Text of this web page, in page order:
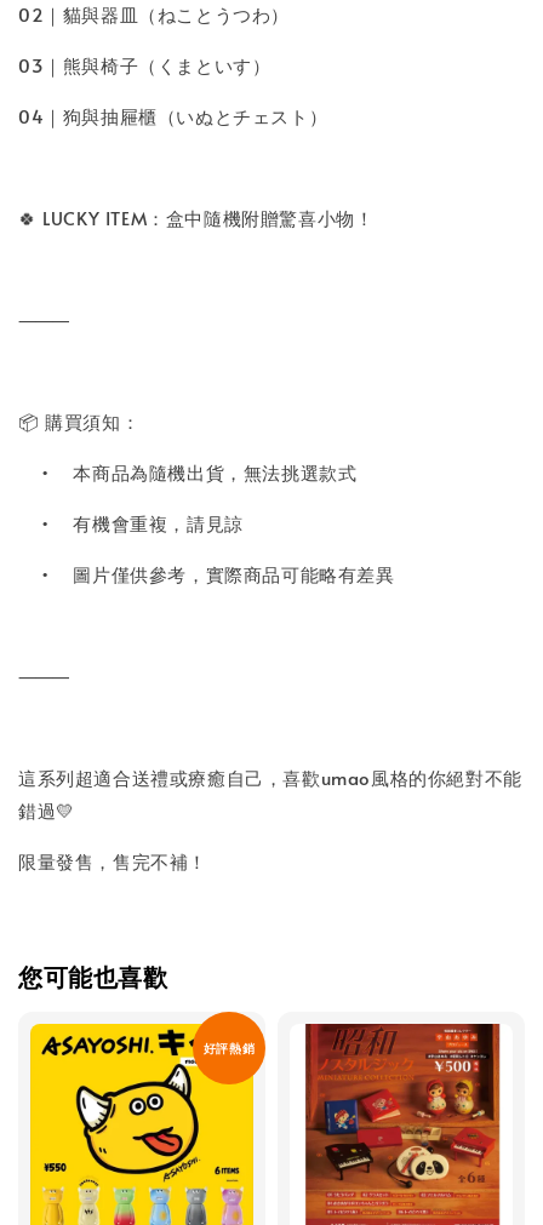
02｜貓與器皿（ねことうつわ）
03｜熊與椅子（くまといす）
04｜狗與抽屜櫃（いぬとチェスト）
🍀 LUCKY ITEM：盒中隨機附贈驚喜小物！
⸻
📦 購買須知：
•
本商品為隨機出貨，無法挑選款式
•
有機會重複，請見諒
•
圖片僅供參考，實際商品可能略有差異
⸻
這系列超適合送禮或療癒自己，喜歡umao風格的你絕對不能
錯過💛
限量發售，售完不補！
您可能也喜歡
好評熱銷